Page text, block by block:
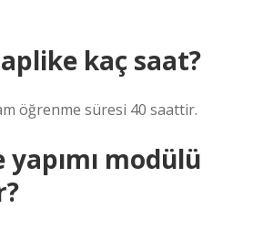
kaç saat?
öğrenme süresi 40 saattir.
yapımı modülü